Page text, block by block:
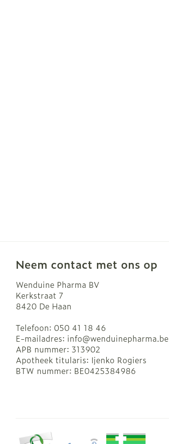
Neem contact met ons op
Wenduine Pharma BV
Kerkstraat 7
8420 De Haan
Telefoon: 050 41 18 46
E-mailadres: info@wenduinepharma.be
APB nummer: 313902
Apotheek titularis: Ijenko Rogiers
BTW nummer: BE0425384986